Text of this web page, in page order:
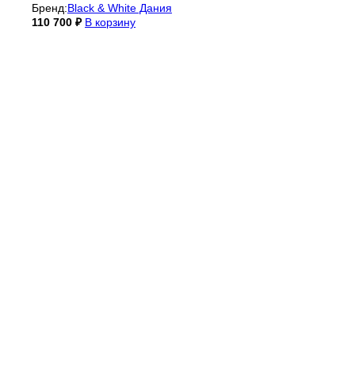
Бренд:Black & White Дания
110 700 ₽ В корзину